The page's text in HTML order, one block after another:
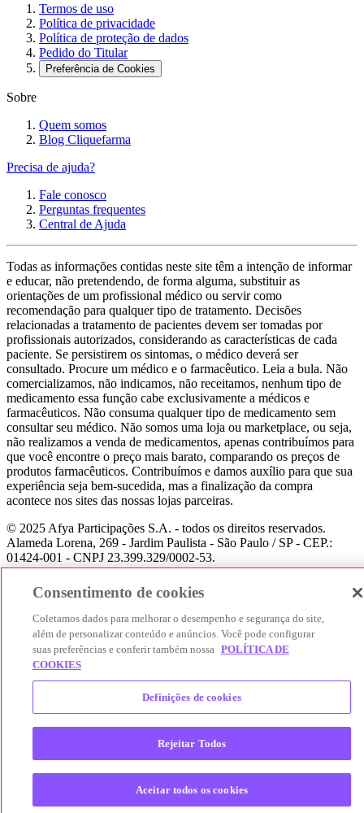
Termos de uso
Política de privacidade
Política de proteção de dados
Pedido do Titular
Preferência de Cookies
Sobre
Quem somos
Blog Cliquefarma
Precisa de ajuda?
Fale conosco
Perguntas frequentes
Central de Ajuda
Todas as informações contidas neste site têm a intenção de informar
e educar, não pretendendo, de forma alguma, substituir as
orientações de um profissional médico ou servir como
recomendação para qualquer tipo de tratamento. Decisões
relacionadas a tratamento de pacientes devem ser tomadas por
profissionais autorizados, considerando as características de cada
paciente. Se persistirem os sintomas, o médico deverá ser
consultado. Procure um médico e o farmacêutico. Leia a bula. Não
comercializamos, não indicamos, não receitamos, nenhum tipo de
medicamento essa função cabe exclusivamente a médicos e
farmacêuticos. Não consuma qualquer tipo de medicamento sem
consultar seu médico. Não somos uma loja ou marketplace, ou seja,
não realizamos a venda de medicamentos, apenas contribuímos para
que você encontre o preço mais barato, comparando os preços de
produtos farmacêuticos. Contribuímos e damos auxílio para que sua
experiência seja bem-sucedida, mas a finalização da compra
acontece nos sites das nossas lojas parceiras.
© 2025 Afya Participações S.A. - todos os direitos reservados.
Alameda Lorena, 269 - Jardim Paulista - São Paulo / SP - CEP.:
01424-001 - CNPJ 23.399.329/0002-53.
Consentimento de cookies
Coletamos dados para melhorar o desempenho e segurança do site,
além de personalizar conteúdo e anúncios. Você pode configurar
suas preferências e conferir também nossa POLÍTICA DE
COOKIES
Definições de cookies
Rejeitar Todos
Aceitar todos os cookies